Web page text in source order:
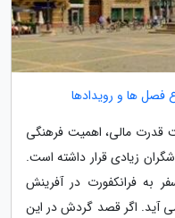
فصل ها و رویدادها
قدرت مالی، اهمیت فرهنگی
زیادی قرار داشته است.
به فرانکفورت در آفرینش
آید. اگر قصد گردش در این